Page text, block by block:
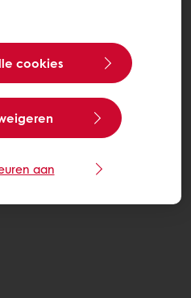
cookies
aan